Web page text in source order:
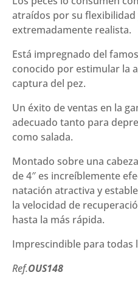
cantidad
atraídos por su flexibilidad
extremadamente realista.
Está impregnado del
conocido por estimular la
captura del pez.
Un éxito de ventas en la
adecuado tanto para
como salada.
Montado sobre una
de 4″ es increíblemente
natación atractiva y
la velocidad de
hasta la más rápida.
Imprescindible para todas
Ref.OUS148